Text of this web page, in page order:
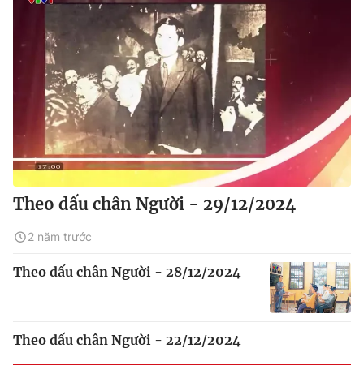
Theo dấu chân Người - 29/12/2024
2 năm trước
Theo dấu chân Người - 28/12/2024
Theo dấu chân Người - 22/12/2024